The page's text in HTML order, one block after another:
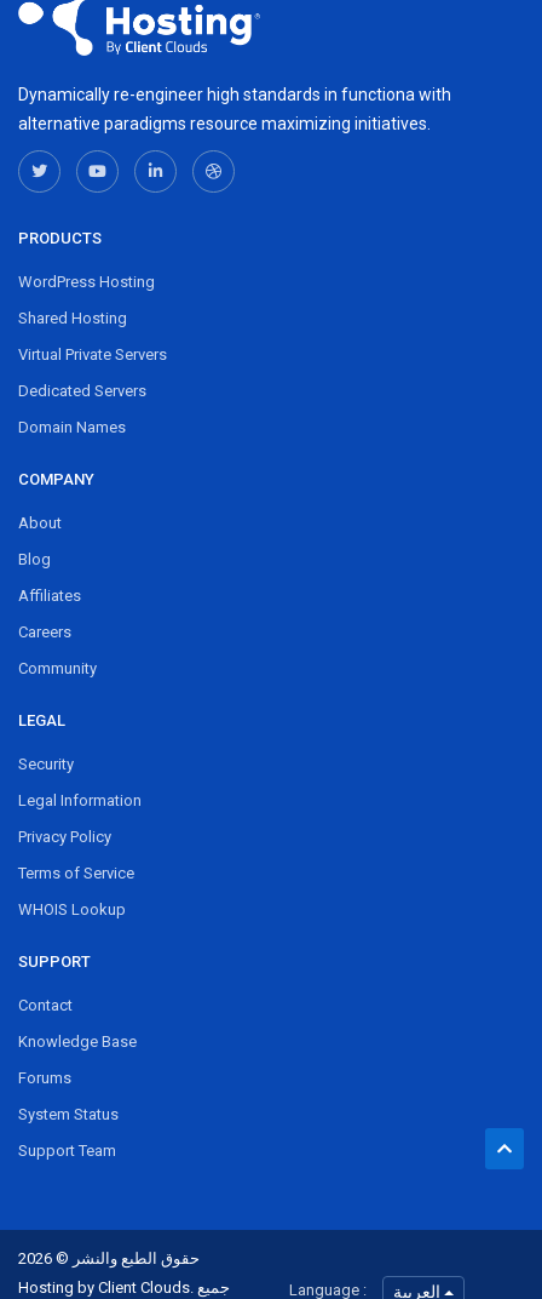
Dynamically re-engineer high standards in functiona with
alternative paradigms resource maximizing initiatives.
PRODUCTS
WordPress Hosting
Shared Hosting
Virtual Private Servers
Dedicated Servers
Domain Names
COMPANY
About
Blog
Affiliates
Careers
Community
LEGAL
Security
Legal Information
Privacy Policy
Terms of Service
WHOIS Lookup
SUPPORT
Contact
Knowledge Base
Forums
System Status
Support Team
حقوق الطبع والنشر © 2026
Hosting by Client Clouds. جميع
Language :